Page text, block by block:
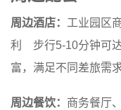
周边酒店： 工业园区
利 步行5-10分钟可
富，满足不同差旅需
周边餐饮： 商务餐厅